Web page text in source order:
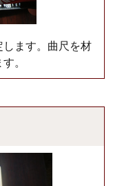
ます。曲尺を材
。